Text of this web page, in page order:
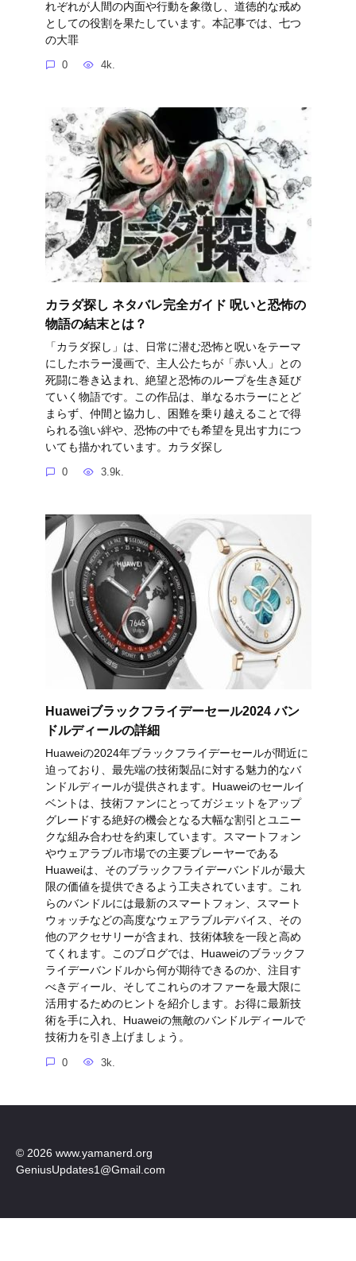
れぞれが人間の内面や行動を象徴し、道徳的な戒め
としての役割を果たしています。本記事では、七つ
の大罪
0 4k.
カラダ探し ネタバレ完全ガイド 呪いと恐怖の
物語の結末とは？
「カラダ探し」は、日常に潜む恐怖と呪いをテーマ
にしたホラー漫画で、主人公たちが「赤い人」との
死闘に巻き込まれ、絶望と恐怖のループを生き延び
ていく物語です。この作品は、単なるホラーにとど
まらず、仲間と協力し、困難を乗り越えることで得
られる強い絆や、恐怖の中でも希望を見出す力につ
いても描かれています。カラダ探し
0 3.9k.
Huaweiブラックフライデーセール2024 バン
ドルディールの詳細
Huaweiの2024年ブラックフライデーセールが間近に
迫っており、最先端の技術製品に対する魅力的なバ
ンドルディールが提供されます。Huaweiのセールイ
ベントは、技術ファンにとってガジェットをアップ
グレードする絶好の機会となる大幅な割引とユニー
クな組み合わせを約束しています。スマートフォン
やウェアラブル市場での主要プレーヤーである
Huaweiは、そのブラックフライデーバンドルが最大
限の価値を提供できるよう工夫されています。これ
らのバンドルには最新のスマートフォン、スマート
ウォッチなどの高度なウェアラブルデバイス、その
他のアクセサリーが含まれ、技術体験を一段と高め
てくれます。このブログでは、Huaweiのブラックフ
ライデーバンドルから何が期待できるのか、注目す
べきディール、そしてこれらのオファーを最大限に
活用するためのヒントを紹介します。お得に最新技
術を手に入れ、Huaweiの無敵のバンドルディールで
技術力を引き上げましょう。
0 3k.
© 2026 www.yamanerd.org
GeniusUpdates1@Gmail.com